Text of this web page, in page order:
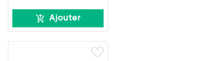
Ajouter